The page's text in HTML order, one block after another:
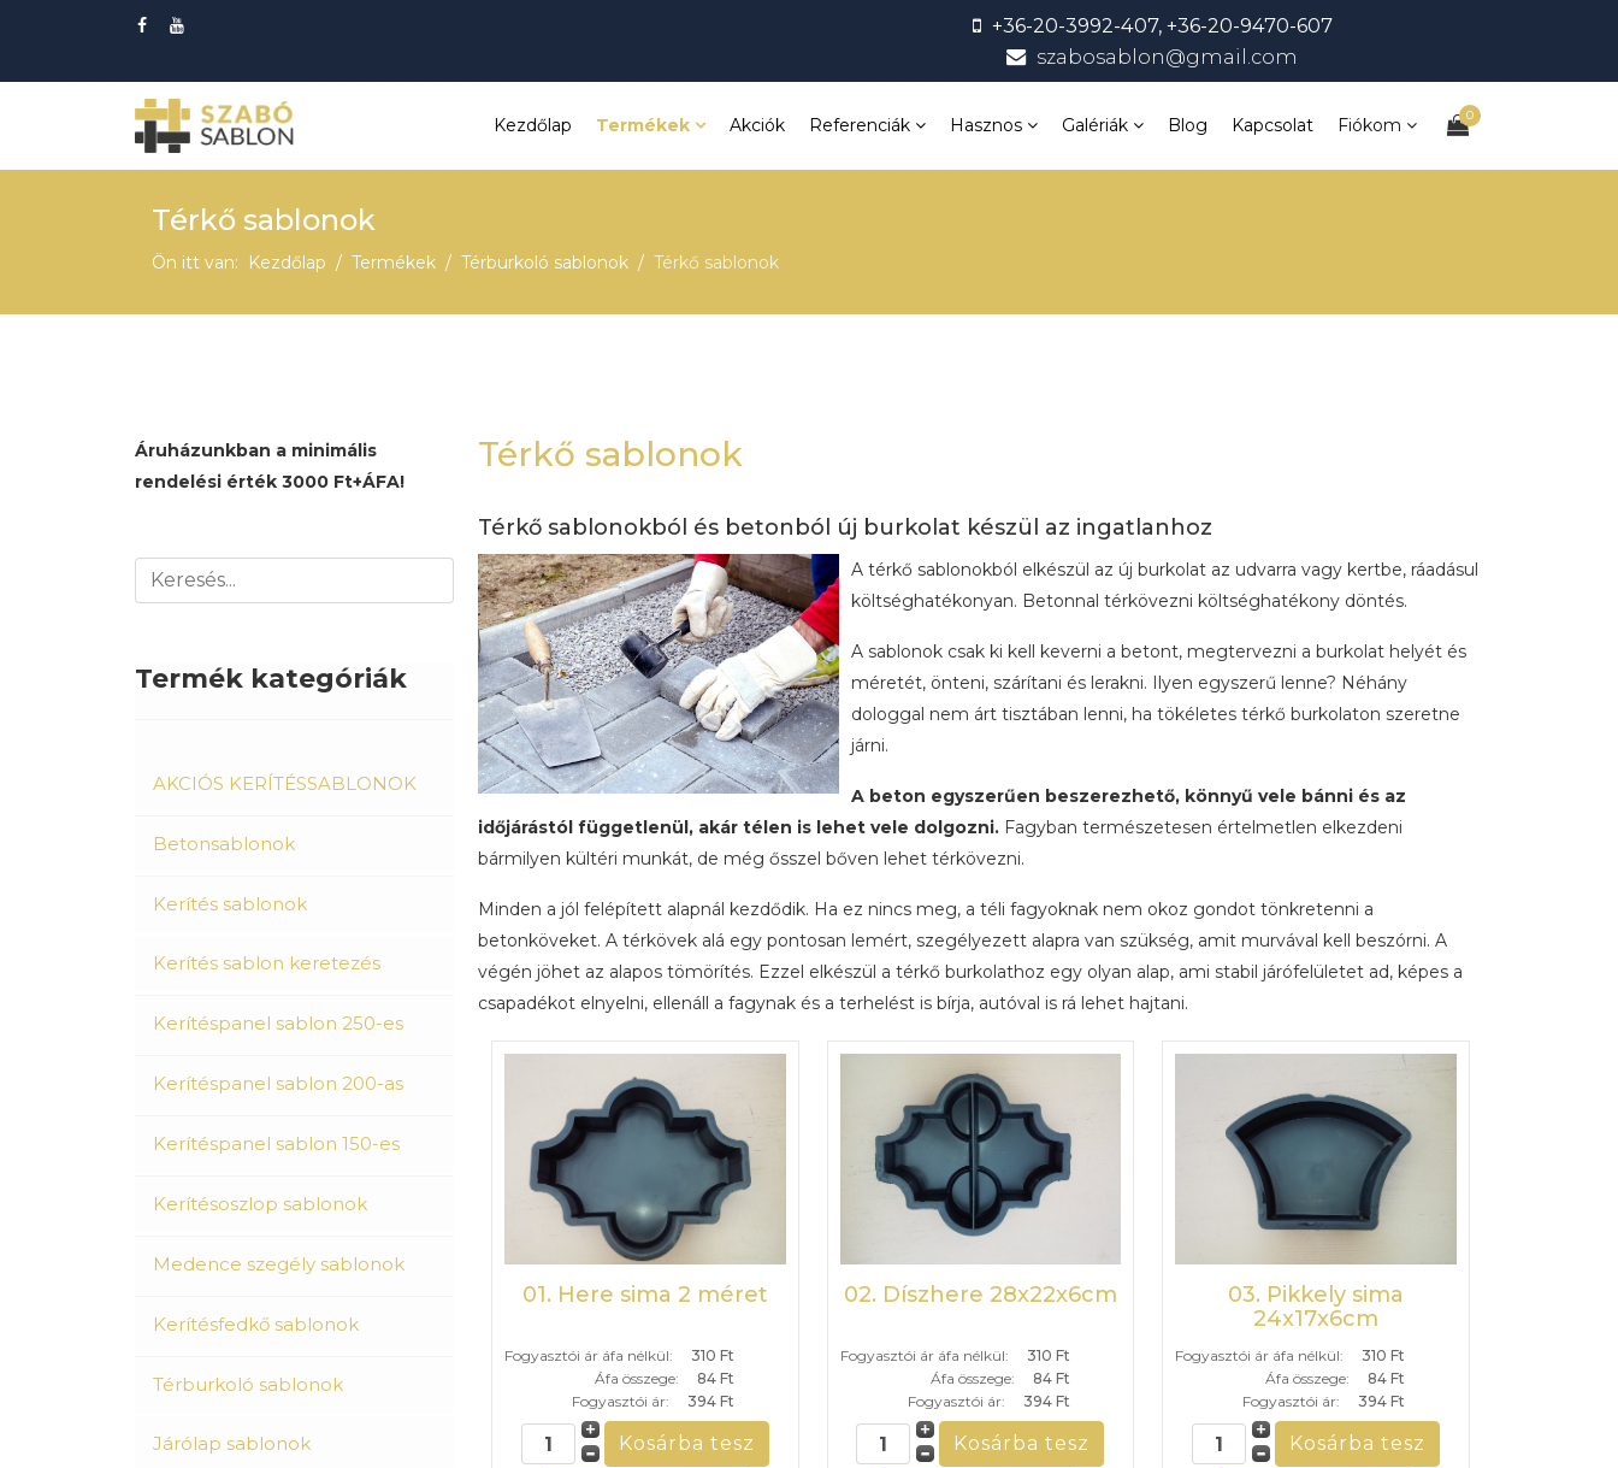
+36-20-3992-407, +36-20-9470-607
szabosablon@gmail.com
0
Kezdőlap Termékek Akciók Referenciák Hasznos Galériák Blog Kapcsolat Fiókom
Térkő sablonok
Ön itt van: Kezdőlap Termékek Térburkoló sablonok Térkő sablonok
Áruházunkban a minimális
rendelési érték 3000 Ft+ÁFA!
Termék kategóriák
AKCIÓS KERÍTÉSSABLONOK
Betonsablonok
Kerítés sablonok
Kerítés sablon keretezés
Kerítéspanel sablon 250-es
Kerítéspanel sablon 200-as
Kerítéspanel sablon 150-es
Kerítésoszlop sablonok
Medence szegély sablonok
Kerítésfedkő sablonok
Térburkoló sablonok
Járólap sablonok
Térkő sablonok
Térkő sablonokból és betonból új burkolat készül az ingatlanhoz
A térkő sablonokból elkészül az új burkolat az udvarra vagy kertbe, ráadásul
költséghatékonyan. Betonnal térkövezni költséghatékony döntés.
A sablonok csak ki kell keverni a betont, megtervezni a burkolat helyét és
méretét, önteni, szárítani és lerakni. Ilyen egyszerű lenne? Néhány
dologgal nem árt tisztában lenni, ha tökéletes térkő burkolaton szeretne
járni.
A beton egyszerűen beszerezhető, könnyű vele bánni és az
időjárástól függetlenül, akár télen is lehet vele dolgozni.Fagyban természetesen értelmetlen elkezdeni
bármilyen kültéri munkát, de még ősszel bőven lehet térkövezni.
Minden a jól felépített alapnál kezdődik. Ha ez nincs meg, a téli fagyoknak nem okoz gondot tönkretenni a
betonköveket. A térkövek alá egy pontosan lemért, szegélyezett alapra van szükség, amit murvával kell beszórni. A
végén jöhet az alapos tömörítés. Ezzel elkészül a térkő burkolathoz egy olyan alap, ami stabil járófelületet ad, képes a
csapadékot elnyelni, ellenáll a fagynak és a terhelést is bírja, autóval is rá lehet hajtani.
01. Here sima 2 méret
Fogyasztói ár áfa nélkül:
310 Ft
Áfa összege:
84 Ft
Fogyasztói ár:
394 Ft
02. Díszhere 28x22x6cm
Fogyasztói ár áfa nélkül:
310 Ft
Áfa összege:
84 Ft
Fogyasztói ár:
394 Ft
03. Pikkely sima
24x17x6cm
Fogyasztói ár áfa nélkül:
310 Ft
Áfa összege:
84 Ft
Fogyasztói ár:
394 Ft